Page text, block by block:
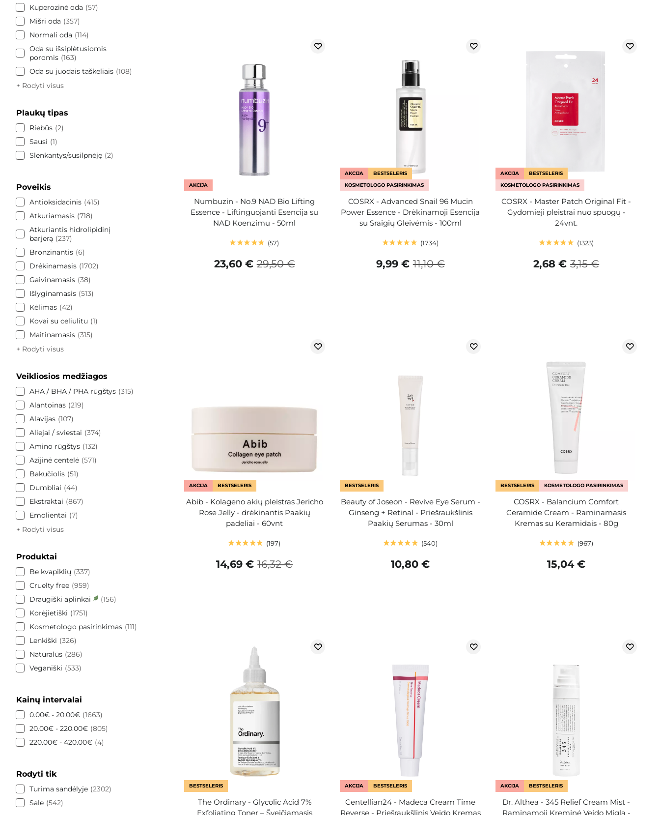
Kuperozinė oda
57
Mišri oda
357
Normali oda
114
Oda su išsiplėtusiomis
poromis 163
Oda su juodais taškeliais 108
+ Rodyti visus
Plaukų tipas
Riebūs 2
Sausi
1
Slenkantys/susilpnėję 2
Poveikis
Antioksidacinis 415
Atkuriamasis 718
Atkuriantis hidrolipidinį
barjerą
237
Bronzinantis 6
Drėkinamasis 1702
Gaivinamasis 38
Išlyginamasis 513
Kėlimas 42
Kovai su celiulitu
1
Maitinamasis 315
+ Rodyti visus
Veikliosios medžiagos
AHA / BHA / PHA rūgštys 315
Alantoinas 219
Alavijas 107
Aliejai / sviestai
374
Amino rūgštys 132
Azijinė centelė 571
Bakučiolis 51
Dumbliai
44
Ekstraktai
867
Emolientai
7
+ Rodyti visus
Produktai
Be kvapiklių
337
Cruelty free 959
Draugiški aplinkai
156
Korėjietiški
1751
Kosmetologo pasirinkimas 111
Lenkiški
326
Natūralūs 286
Veganiški
533
Kainų intervalai
0.00€ - 20.00€ 1663
20.00€ - 220.00€ 805
220.00€ - 420.00€ 4
Rodyti tik
Turima sandėlyje 2302
Sale 542
AKCIJA
Numbuzin - No.9 NAD Bio Lifting
Essence - Liftinguojanti Esencija su
NAD Koenzimu - 50ml
57
29,50 €
23,60 €
AKCIJA
BESTSELERIS
KOSMETOLOGO PASIRINKIMAS
COSRX - Advanced Snail 96 Mucin
Power Essence - Drėkinamoji Esencija
su Sraigių Gleivėmis - 100ml
1734
11,10 €
9,99 €
AKCIJA
BESTSELERIS
KOSMETOLOGO PASIRINKIMAS
COSRX - Master Patch Original Fit -
Gydomieji pleistrai nuo spuogų -
24vnt.
1323
3,15 €
2,68 €
AKCIJA BESTSELERIS
Abib - Kolageno akių pleistras Jericho
Rose Jelly - drėkinantis Paakių
padeliai - 60vnt
197
16,32 €
14,69 €
BESTSELERIS
Beauty of Joseon - Revive Eye Serum -
Ginseng + Retinal - Priešraukšlinis
Paakių Serumas - 30ml
540
10,80 €
BESTSELERIS KOSMETOLOGO PASIRINKIMAS
COSRX - Balancium Comfort
Ceramide Cream - Raminamasis
Kremas su Keramidais - 80g
967
15,04 €
BESTSELERIS
The Ordinary - Glycolic Acid 7%
Exfoliating Toner – Šveičiamasis
AKCIJA BESTSELERIS
Centellian24 - Madeca Cream Time
Reverse - Priešraukšlinis Veido Kremas
AKCIJA BESTSELERIS
Dr. Althea - 345 Relief Cream Mist -
Raminamoji Kreminė Veido Migla -